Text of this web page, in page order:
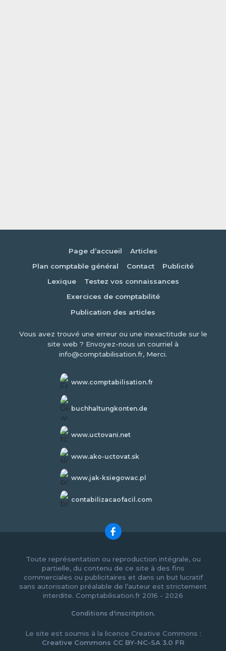
Page d’accueil
Articles
Plan comptable général
Contact
Publicité
Lexique
Testez vos connaissances
Exercices de comptabilité
Publication des articles
Vous avez trouvé une erreur ou une inexactitude sur le
site web ? Envoyez-nous un courriel à
info@comptabilisation.fr, Merci.
www.comptabilisation.fr
buchhaltungkonten.de
www.uctovani.net
www.ako-uctovat.sk
www.jak-ksiegowac.pl
contabilizacaofacil.com
Toute représentation ou reproduction intégrale, ou
partielle, du contenu de ce site à des fins
commerciales ou publicitaires et dans un but lucratif
sans autorisation préalable de l’auteur est strictement
interdite. Comptabilisation.fr 2016 - 2026
Conditions d'inscritption.
Le site est soumis à la licence Creative Commons :
Creative Commons CC BY-NC-SA 3.0 FR